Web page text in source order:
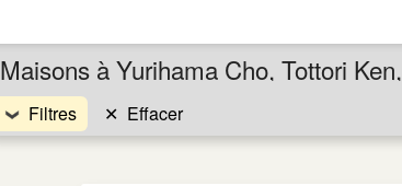
Maisons à Yurihama Cho, Tottori
Filtres ✕ Effacer